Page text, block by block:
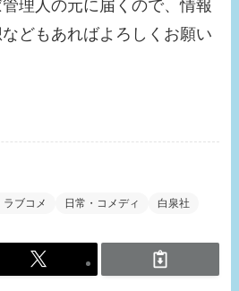
理人の元に届くので、情報
どもあればよろしくお願い
ラブコメ 日常・コメディ 白泉社